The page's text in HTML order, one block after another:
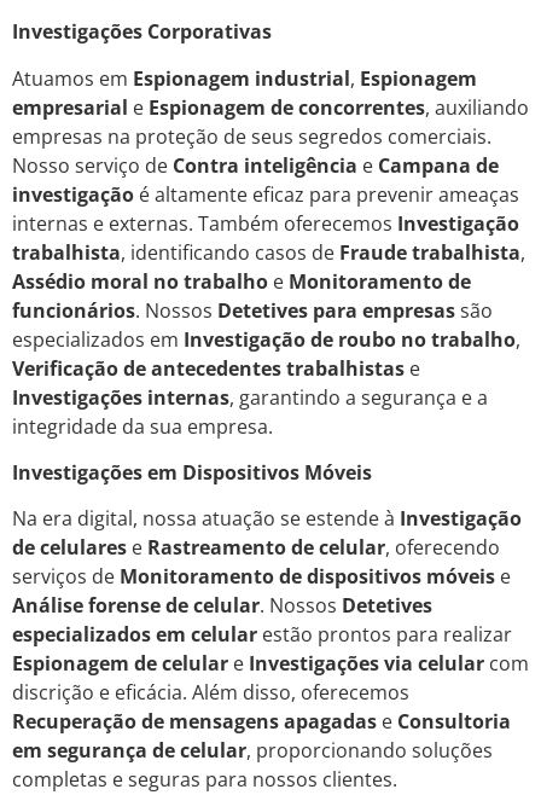
Investigações Corporativas
Atuamos em Espionagem industrial, Espionagem
empresarial e Espionagem de concorrentes, auxiliando
empresas na proteção de seus segredos comerciais.
Nosso serviço de Contra inteligência e Campana de
investigação é altamente eficaz para prevenir ameaças
internas e externas. Também oferecemos Investigação
trabalhista, identificando casos de Fraude trabalhista,
Assédio moral no trabalho e Monitoramento de
funcionários. Nossos Detetives para empresassão
especializados em Investigação de roubo no trabalho,
Verificação de antecedentes trabalhistas e
Investigações internas, garantindo a segurança e a
integridade da sua empresa.
Investigações em Dispositivos Móveis
Na era digital, nossa atuação se estende à Investigação
de celulares e Rastreamento de celular, oferecendo
serviços de Monitoramento de dispositivos móveis e
Análise forense de celular. Nossos Detetives
especializados em celular estão prontos para realizar
Espionagem de celular e Investigações via celular com
discrição e eficácia. Além disso, oferecemos
Recuperação de mensagens apagadas e Consultoria
em segurança de celular, proporcionando soluções
completas e seguras para nossos clientes.